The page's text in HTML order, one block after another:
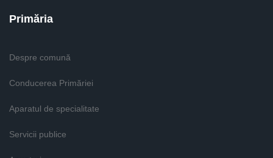
Primăria
Despre comună
Conducerea Primăriei
Aparatul de specialitate
Servicii publice